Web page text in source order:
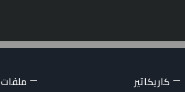
كاريكاتير
ملفات